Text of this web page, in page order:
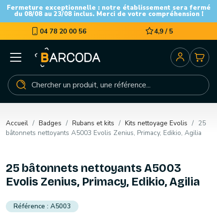
Fermeture exceptionnelle : notre établissement sera fermé
du 08/08 au 23/08 inclus. Merci de votre compréhension !
04 78 20 00 56 4,9 / 5
Accueil Badges Rubans et kits Kits nettoyage Evolis
25
bâtonnets nettoyants A5003 Evolis Zenius, Primacy, Edikio, Agilia
25 bâtonnets nettoyants A5003
Evolis Zenius, Primacy, Edikio, Agilia
A5003